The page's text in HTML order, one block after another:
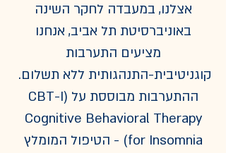
אצלנו, במעבדה לחקר השינה
באוניברסיטת תל אביב, אנחנו
מציעים התערבות
קוגניטיבית-התנהגותית ללא תשלום.
ההתערבות מבוססת על CBT-I)
Cognitive Behavioral Therapy
for Insomnia) - הטיפול המומלץ